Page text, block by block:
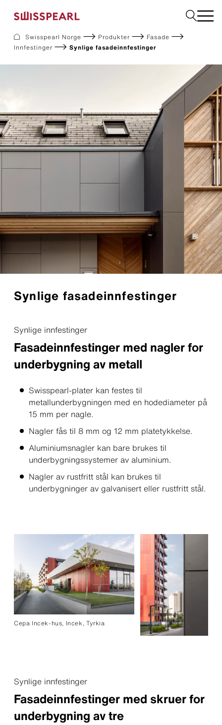
Om oss
Rådgivning
Inspirasjon
Fasade
Tak
Bestill produktprøver
Swisspearl Norge Produkter
Fasade
Innfestinger
Synlige fasadeinnfestinger
Synlige fasadeinnfestinger
Synlige innfestinger
Fasadeinnfestinger med nagler for
underbygning av metall
Swisspearl-plater kan festes til
metallunderbygningen med en hodediameter på
15 mm per nagle.
Nagler fås til 8 mm og 12 mm platetykkelse.
Aluminiumsnagler kan bare brukes til
underbygningssystemer av aluminium.
Nagler av rustfritt stål kan brukes til
underbygninger av galvanisert eller rustfritt stål.
Cepa Incek-hus, Incek, Tyrkia
Synlige innfestinger
Fasadeinnfestinger med skruer for
underbygning av tre